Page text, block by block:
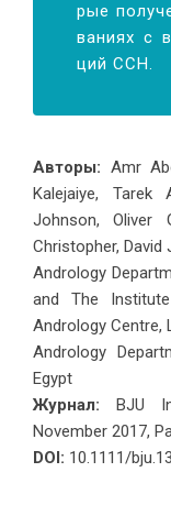
рые
ва­ни­ях с
ций CCH.
Авторы: Amr
Kalejaiye, Tarek
Johnson, Oliver
Christopher, David
Andrology
and The
Andrology Centre,
Andrology
Egypt
Журнал:BJU
November 2017,
DOI: 10.1111/